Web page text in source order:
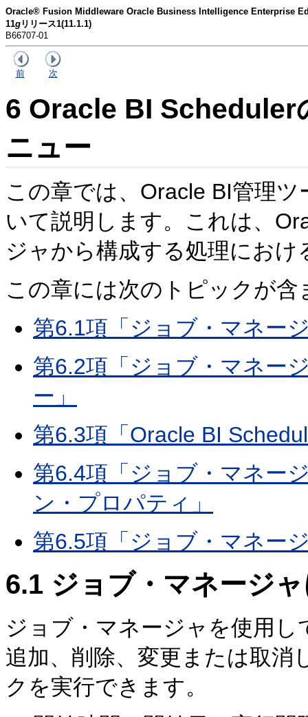
Oracle® Fusion Middleware Oracle Business Intelligence Enterprise
11g リリース1(11.1.1)
B66707-01
前 次
6 Oracle BI Scheduler
ニュー
この章では、Oracle BI管理
いて説明します。これは、
ジャから構成する処理におけ
この章には次のトピックが含
第6.1項「ジョブ・マネー
第6.2項「ジョブ・マネー
ー」
第6.3項「Oracle BI
第6.4項「ジョブ・マネー
ン・プロパティ」
第6.5項「ジョブ・マネー
6.1 ジョブ・マネージ
ジョブ・マネージャを使用
追加、削除、変更または取
クを実行できます。